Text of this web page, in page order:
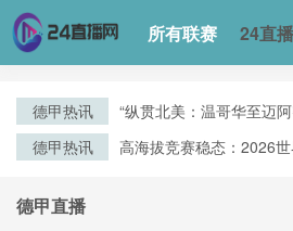
所有联赛 24直
德甲热讯
“纵贯北美：温哥华至迈
德甲热讯
高海拔竞赛稳态：2026
德甲直播